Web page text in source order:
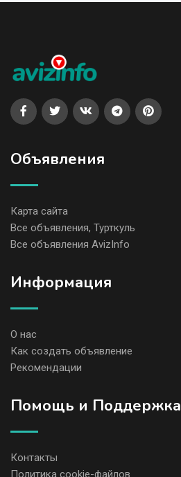
Объявления
Карта сайта
Все объявления, Турткуль
Все объявления AvizInfo
Информация
О нас
Как создать объявление
Рекомендации
Помощь и Поддержка
Контакты
Политика cookie-файлов